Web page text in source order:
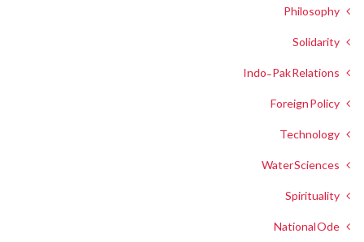
Philosophy
Solidarity
Indo-Pak Relations
Foreign Policy
Technology
Water Sciences
Spirituality
National Ode